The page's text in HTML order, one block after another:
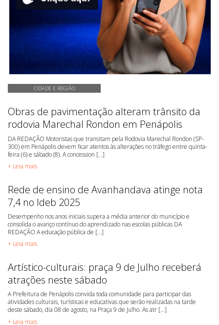
CIDADE E REGIÃO
Obras de pavimentação alteram trânsito da
rodovia Marechal Rondon em Penápolis
DA REDAÇÃO Motoristas que transitam pela Rodovia Marechal Rondon (SP-
300) em Penápolis devem ficar atentos às alterações no tráfego entre quinta-
feira (6) e sábado (8). A concession [...]
+ Leia mais
Rede de ensino de Avanhandava atinge nota
7,4 no Ideb 2025
Desempenho nos anos iniciais supera a média anterior do município e
consolida o avanço contínuo do aprendizado nas escolas públicas DA
REDAÇÃO A educação pública de [...]
+ Leia mais
Artístico-culturais: praça 9 de Julho receberá
atrações neste sábado
A Prefeitura de Penápolis convida toda comunidade para participar das
atividades culturais, turísticas e educativas que serão realizadas na tarde
deste sábado, dia 08 de agosto, na Praça 9 de Julho. As atr [...]
+ Leia mais